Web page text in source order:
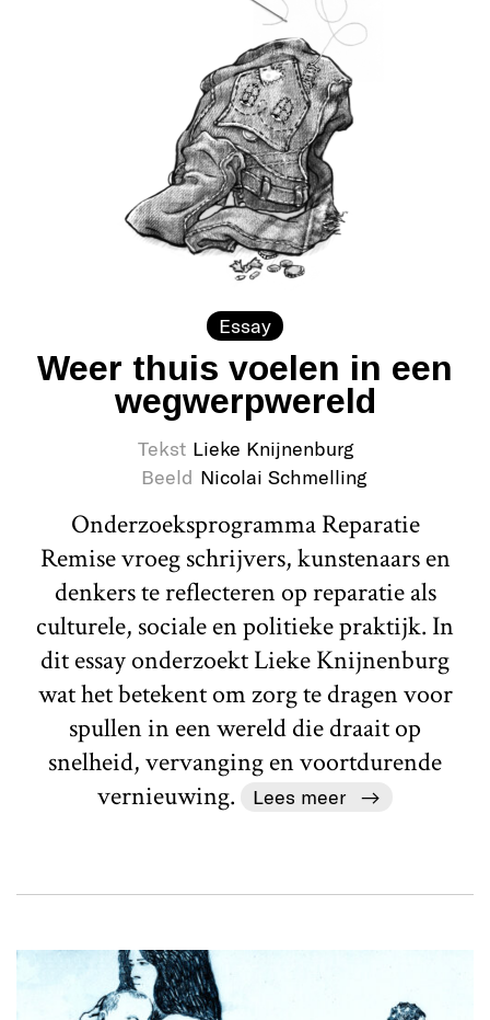
Essay
Weer thuis voelen in een
wegwerpwereld
Tekst Lieke Knijnenburg
Beeld Nicolai Schmelling
Onderzoeksprogramma Reparatie
Remise vroeg schrijvers, kunstenaars en
denkers te reflecteren op reparatie als
culturele, sociale en politieke praktijk. In
dit essay onderzoekt Lieke Knijnenburg
wat het betekent om zorg te dragen voor
spullen in een wereld die draait op
snelheid, vervanging en voortdurende
vernieuwing.
Lees meer